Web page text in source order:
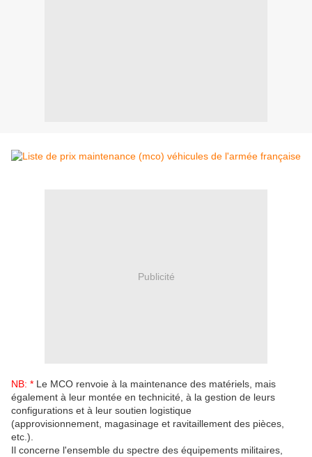
Publicité
NB: * Le MCO renvoie à la maintenance des matériels, mais
également à leur montée en technicité, à la gestion de leurs
configurations et à leur soutien logistique
(approvisionnement, magasinage et ravitaillement des pièces,
etc.).
Il concerne l'ensemble du spectre des équipements militaires,